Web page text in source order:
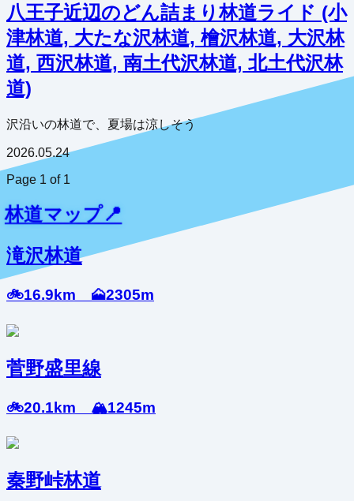
八王子近辺のどん詰まり林道ライド (小
津林道, 大たな沢林道, 檜沢林道, 大沢林
道, 西沢林道, 南土代沢林道, 北土代沢林
道)
沢沿いの林道で、夏場は涼しそう
2026.05.24
Page 1 of 1
道マップ📍
滝沢林道
🚲16.9km 🗻2305m
菅野盛里線
🚲20.1km 🏔️1245m
秦野峠林道